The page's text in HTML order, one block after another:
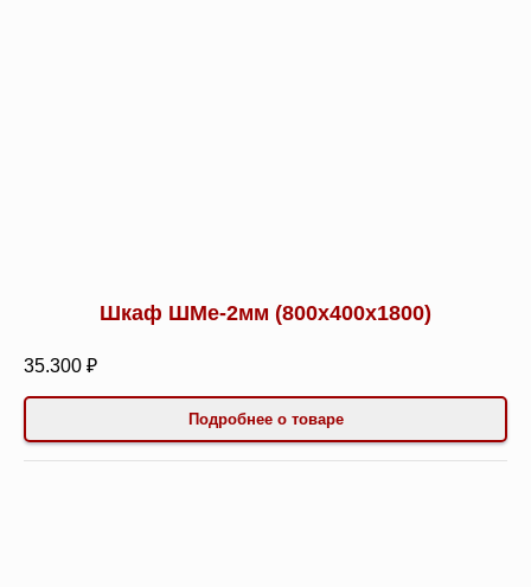
Шкаф ШМе-2мм (800х400х1800)
35.300 ₽
Подробнее о товаре